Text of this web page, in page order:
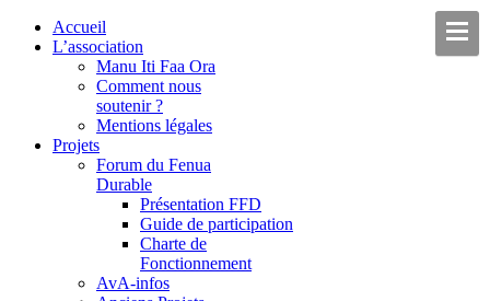
Accueil
L’association
Manu Iti Faa Ora
Comment nous
soutenir ?
Mentions légales
Projets
Forum du Fenua
Durable
Présentation FFD
Guide de participation
Charte de
Fonctionnement
AvA-infos